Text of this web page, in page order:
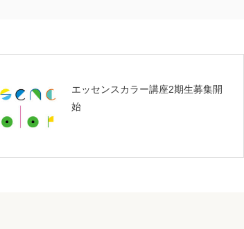
エッセンスカラー講座2期生募集開
始